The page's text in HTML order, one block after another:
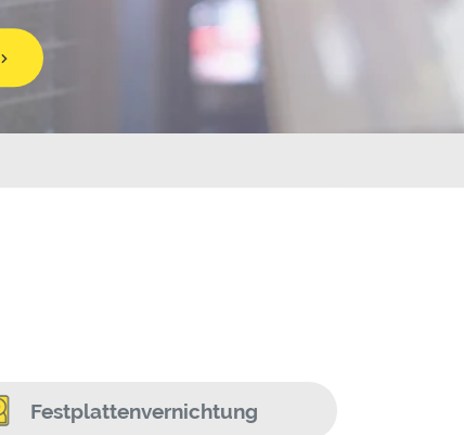
Festplattenvernichtung